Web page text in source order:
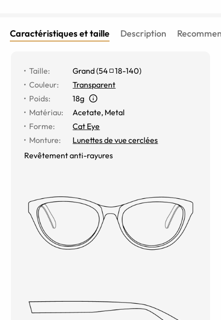
Caractéristiques et taille Description
Taille: Grand(54 18-140)
Couleur:
Transparent
Poids:
18g
Matériau:
Acetate, Metal
Forme:
Cat Eye
Monture:
Lunettes de vue cerclées
Revêtement anti-rayures